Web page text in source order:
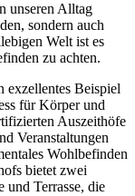
unseren Alltag
sondern auch
Welt ist es
zu achten.
exzellentes Beispiel
für Körper und
Auszeithöfe
Veranstaltungen
Wohlbefinden
bietet zwei
und Terrasse, die